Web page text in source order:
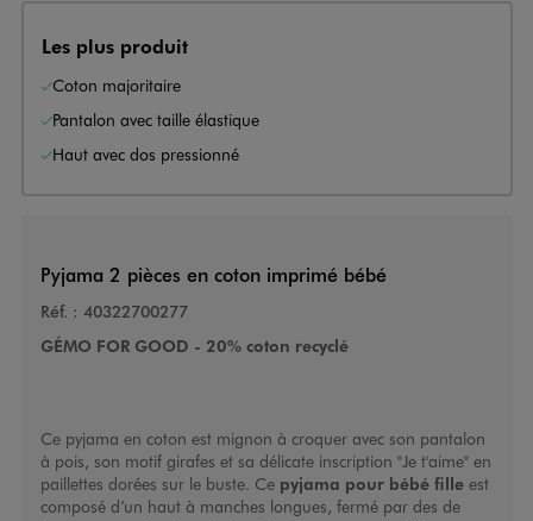
Les plus produit
Coton majoritaire
Pantalon avec taille élastique
Haut avec dos pressionné
Pyjama 2 pièces en coton imprimé bébé
Réf. : 40322700277
GÉMO FOR GOOD - 20% coton recyclé
Ce pyjama en coton est mignon à croquer avec son pantalon
à pois, son motif girafes et sa délicate inscription "Je t'aime" en
paillettes dorées sur le buste. Ce pyjama pour bébé filleest
composé d’un haut à manches longues, fermé par des de